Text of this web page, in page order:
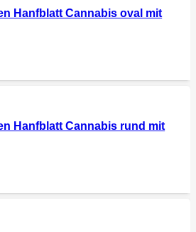
Hanfblatt Cannabis oval mit
Hanfblatt Cannabis rund mit